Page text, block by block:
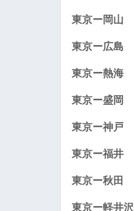
東京ー岡山
東京ー広島
東京ー熱海
東京ー盛岡
東京ー神戸
東京ー福井
東京ー秋田
東京ー軽井沢